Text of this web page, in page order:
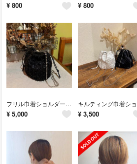
¥ 800 ¥ 800
フリル巾着ショルダーバッグ
¥ 5,000 ¥ 3,500